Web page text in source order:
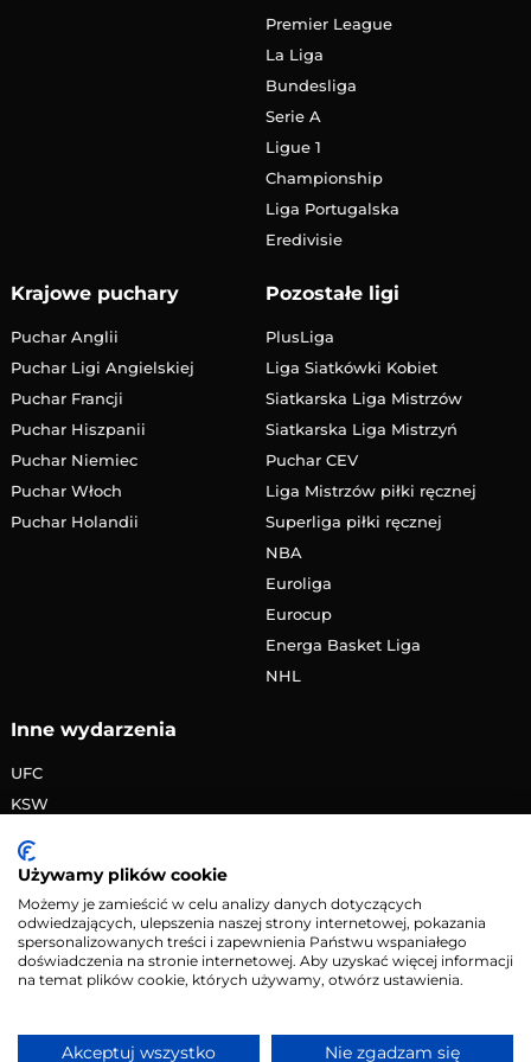
Premier League
La Liga
Bundesliga
Serie A
Ligue 1
Championship
Liga Portugalska
Eredivisie
Krajowe puchary
Puchar Anglii
Puchar Ligi Angielskiej
Puchar Francji
Puchar Hiszpanii
Puchar Niemiec
Puchar Włoch
Puchar Holandii
Pozostałe ligi
PlusLiga
Liga Siatkówki Kobiet
Siatkarska Liga Mistrzów
Siatkarska Liga Mistrzyń
Puchar CEV
Liga Mistrzów piłki ręcznej
Superliga piłki ręcznej
NBA
Euroliga
Eurocup
Energa Basket Liga
NHL
Inne wydarzenia
UFC
KSW
PRIME MMA
Żużlowa Ekstraliga
Speedway Grand Prix
Skoki narciarskie
Używamy plików cookie
Możemy je zamieścić w celu analizy danych dotyczących
odwiedzających, ulepszenia naszej strony internetowej, pokazania
spersonalizowanych treści i zapewnienia Państwu wspaniałego
doświadczenia na stronie internetowej. Aby uzyskać więcej informacji
na temat plików cookie, których używamy, otwórz ustawienia.
Akceptuj wszystko Nie zgadzam się